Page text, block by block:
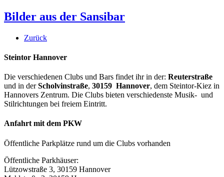
Bilder aus der Sansibar
Zurück
Steintor Hannover
Die verschiedenen Clubs und Bars findet ihr in der: Reuterstraße
und in derScholvinstraße, 30159 Hannover, dem Steintor-Kiez in
Hannovers Zentrum. Die Clubs bieten verschiedenste Musik- und
Stilrichtungen bei freiem Eintritt.
Anfahrt mit dem PKW
Öffentliche Parkplätze rund um die Clubs vorhanden
Öffentliche Parkhäuser:
Lützowstraße 3, 30159 Hannover